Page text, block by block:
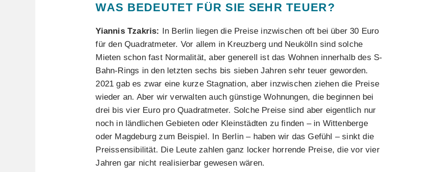
WAS BEDEUTET FÜR SIE SEHR TEUER?
Yiannis Tzakris: In Berlin liegen die Preise inzwischen oft bei über 30 Euro
für den Quadratmeter. Vor allem in Kreuzberg und Neukölln sind solche
Mieten schon fast Normalität, aber generell ist das Wohnen innerhalb des S-
Bahn-Rings in den letzten sechs bis sieben Jahren sehr teuer geworden.
2021 gab es zwar eine kurze Stagnation, aber inzwischen ziehen die Preise
wieder an. Aber wir verwalten auch günstige Wohnungen, die beginnen bei
drei bis vier Euro pro Quadratmeter. Solche Preise sind aber eigentlich nur
noch in ländlichen Gebieten oder Kleinstädten zu finden – in Wittenberge
oder Magdeburg zum Beispiel. In Berlin – haben wir das Gefühl – sinkt die
Preissensibilität. Die Leute zahlen ganz locker horrende Preise, die vor vier
Jahren gar nicht realisierbar gewesen wären.